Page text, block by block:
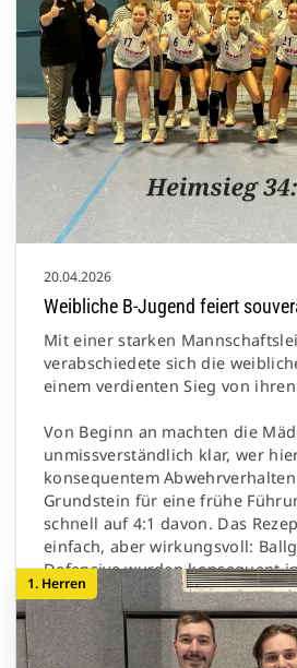
20.04.2026
Weibliche B-Jugend feiert
Mit einer starken
verabschiedete sich die
einem verdienten Sieg von
Von Beginn an machten die
unmissverständlich klar, wer
konsequentem
Grundstein für eine frühe
schnell auf 4:1 davon. Das
einfach, aber wirkungsvoll:
Defensive wurden konsequent
Tempogegenstöße umgemünzt
eiskalt genutzt. So wuchs der
kontinuierlich auf 11:6 an.
1. Herren